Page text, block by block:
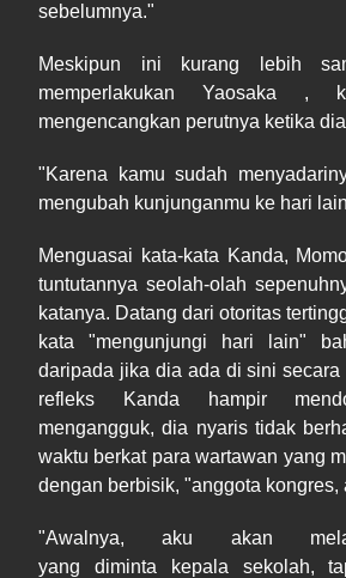
sebelumnya."
Meskipun ini kurang lebih
memperlakukan Yaosaka
mengencangkan perutnya ketika
"Karena kamu sudah
mengubah kunjunganmu ke hari
Menguasai kata-kata Kanda,
tuntutannya seolah-olah
katanya. Datang dari otoritas
kata "mengunjungi hari lain"
daripada jika dia ada di sini secara
refleks Kanda hampir
mengangguk, dia nyaris tidak
waktu berkat para wartawan yang
dengan berbisik, "anggota kongres,
"Awalnya, aku akan
yang diminta kepala sekolah,